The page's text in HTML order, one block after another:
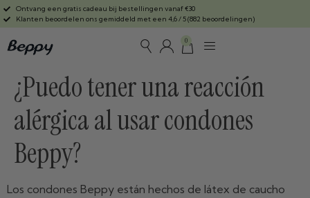
Ontvang een gratis cadeau bij bestellingen vanaf €30
Klanten beoordelen ons gemiddeld met een 4,6 / 5 (882 beoordelingen)
0
¿Puedo tener una reacción
alérgica al usar condones
Beppy?
Los condones Beppy están hechos de látex de caucho